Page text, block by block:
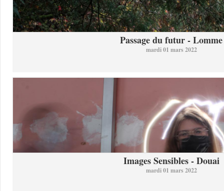
Passage du futur - Lomme
mardi 01 mars 2022
Images Sensibles - Douai
mardi 01 mars 2022